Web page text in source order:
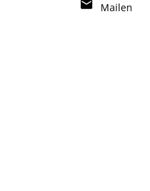
Mailen